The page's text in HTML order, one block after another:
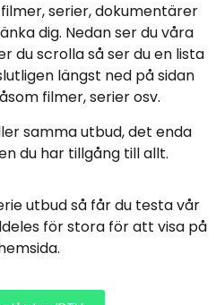
serier, dokumentärer
dig. Nedan ser du våra
du scrolla så ser du en lista
längst ned på sidan
filmer, serier osv.
samma utbud, det enda
du har tillgång till allt.
utbud så får du testa vår
för stora för att visa på